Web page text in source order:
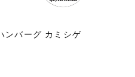
バーグ カミシゲ